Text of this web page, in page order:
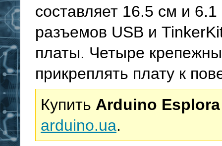
составляет 16.5 см и
разъемов USB и
платы. Четыре
прикреплять плату к
Купить Arduino Esplora
arduino.ua.